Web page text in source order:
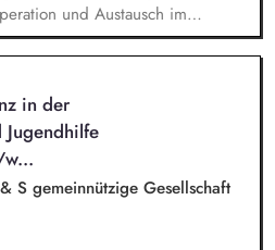
und Austausch im
von individuellen
von Förderberichten Teilnahme
der Schule
Schulkonzepten, Sie
Arbeit der Schule
in der
S gemeinnützige Gesellschaft